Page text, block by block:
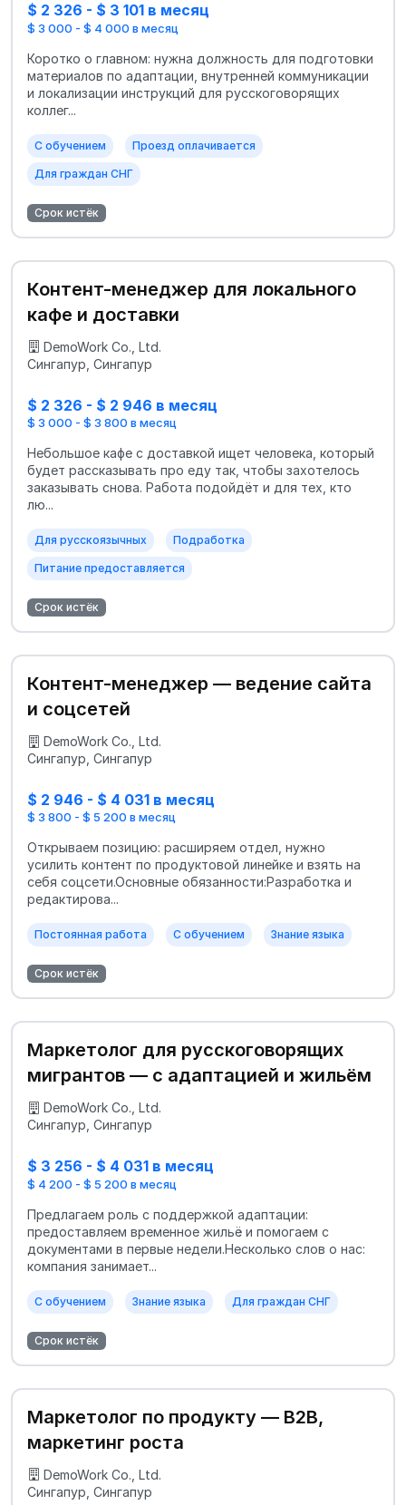
$ 2 326 - $ 3 101 в месяц
$ 3 000 - $ 4 000 в месяц
Коротко о главном: нужна должность для подготовки
материалов по адаптации, внутренней коммуникации
и локализации инструкций для русскоговорящих
коллег...
С обучением Проезд оплачивается
Для граждан СНГ
Срок истёк
Контент-менеджер для локального
кафе и доставки
DemoWork Co., Ltd.
Сингапур, Сингапур
$ 2 326 - $ 2 946 в месяц
$ 3 000 - $ 3 800 в месяц
Небольшое кафе с доставкой ищет человека, который
будет рассказывать про еду так, чтобы захотелось
заказывать снова. Работа подойдёт и для тех, кто
лю...
Для русскоязычных Подработка
Питание предоставляется
Срок истёк
Контент-менеджер — ведение сайта
и соцсетей
DemoWork Co., Ltd.
Сингапур, Сингапур
$ 2 946 - $ 4 031 в месяц
$ 3 800 - $ 5 200 в месяц
Открываем позицию: расширяем отдел, нужно
усилить контент по продуктовой линейке и взять на
себя соцсети.Основные обязанности:Разработка и
редактирова...
Постоянная работа С обучением Знание языка
Срок истёк
Маркетолог для русскоговорящих
мигрантов — с адаптацией и жильём
DemoWork Co., Ltd.
Сингапур, Сингапур
$ 3 256 - $ 4 031 в месяц
$ 4 200 - $ 5 200 в месяц
Предлагаем роль с поддержкой адаптации:
предоставляем временное жильё и помогаем с
документами в первые недели.Несколько слов о нас:
компания занимает...
С обучением Знание языка Для граждан СНГ
Срок истёк
Маркетолог по продукту — B2B,
маркетинг роста
DemoWork Co., Ltd.
Сингапур, Сингапур